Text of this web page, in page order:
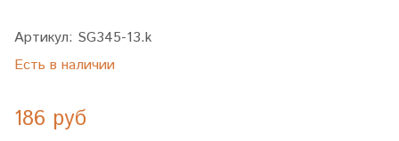
Артикул: SG345-13.k
Есть в наличии
186 руб